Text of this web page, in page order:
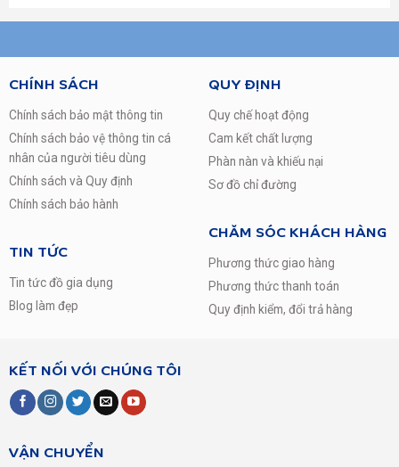
CHÍNH SÁCH
Chính sách bảo mật thông tin
Chính sách bảo vệ thông tin cá
nhân của người tiêu dùng
Chính sách và Quy định
Chính sách bảo hành
TIN TỨC
Tin tức đồ gia dụng
Blog làm đẹp
QUY ĐỊNH
Quy chế hoạt động
Cam kết chất lượng
Phàn nàn và khiếu nại
Sơ đồ chỉ đường
CHĂM SÓC KHÁCH HÀNG
Phương thức giao hàng
Phương thức thanh toán
Quy định kiểm, đổi trả hàng
KẾT NỐI VỚI CHÚNG TÔI
VẬN CHUYỂN